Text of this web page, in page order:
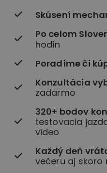
Skúsení
Po celom
hodín
Poradíme či
Konzultácia
zadarmo
320+ bodov
testovacia
video
Každý deň
večeru aj skoro